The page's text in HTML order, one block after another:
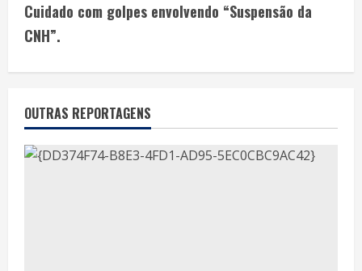
Cuidado com golpes envolvendo “Suspensão da
CNH”.
OUTRAS REPORTAGENS